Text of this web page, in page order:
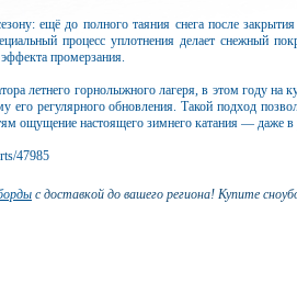
ещё до полного таяния снега после
процесс уплотнения делает снежный
промерзания.
летнего горнолыжного лагеря, в этом году на
его регулярного обновления. Такой подход
ощущение настоящего зимнего катания — даже в
47985
с доставкой до вашего региона! Купите